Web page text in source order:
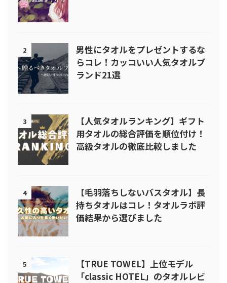
2
男性にタオルをプレゼントするな
らコレ！カッコいい人気タオルブ
ランド21選
3
【人気タオルランキング】ギフト
用タオルの総合評価を順位付け！
高級タオルの徹底比較しました
4
【毛羽落ちしないバスタオル】長
持ちタオルはコレ！タオルラボ評
価結果から選びました
5
【TRUE TOWEL】上位モデル
「classic HOTEL」のタオルレビ